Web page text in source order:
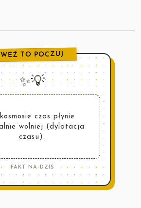
WEŹ TO POCZUJ
✨💡
czas płynie
wolniej (dylatacja
czasu).
FAKT NA DZIŚ